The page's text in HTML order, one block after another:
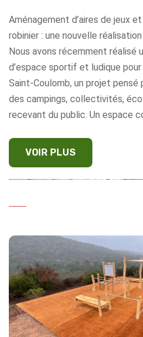
Aménagement d’aires de jeux
robinier : une nouvelle
Nous avons récemment réalisé
d’espace sportif et ludique
Saint-Coulomb, un projet pensé
des campings, collectivités,
recevant du public. Un espace